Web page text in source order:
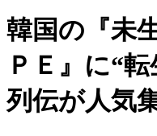
韓国の『未
ＰＥ』に“
列伝が人気